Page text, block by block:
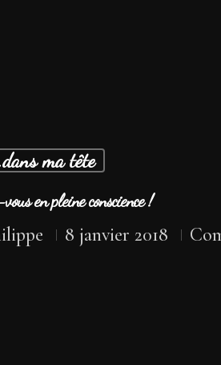
ma tête
en pleine conscience !
8 janvier 2018